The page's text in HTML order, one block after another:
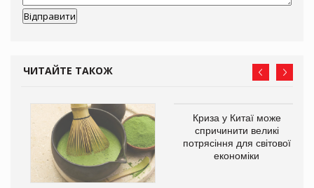
ЧИТАЙТЕ ТАКОЖ
Криза у Китаї може
спричинити великі
потрясіння для світової
економіки